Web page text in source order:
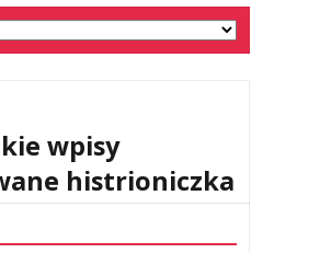
wpisy
histrioniczka